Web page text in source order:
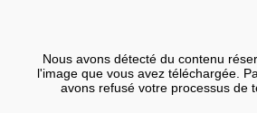
Nous avons détecté du contenu
l'image que vous avez téléchargée.
avons refusé votre processus de